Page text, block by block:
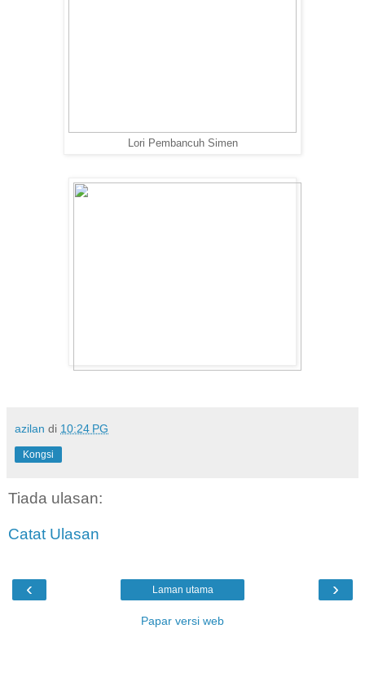
Lori Pembancuh Simen
azilan di 10:24 PG
Kongsi
Tiada ulasan:
Catat Ulasan
‹ ›
Laman utama
Papar versi web